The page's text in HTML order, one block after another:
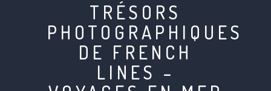
TRÉSORS
PHOTOGRAPHIQUES
DE FRENCH
LINES –